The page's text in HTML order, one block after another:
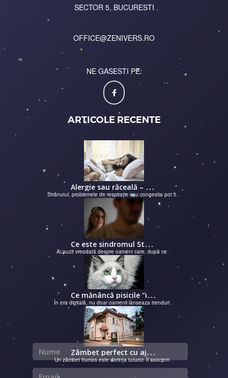
SECTOR 5, BUCURESTI
OFFICE@ZENIVERS.RO
NE GASESTI PE:
ARTICOLE RECENTE
A
lergie sau răceală – cum îţi dai seama de ce suferi și de ce conteaz...
Strănutul, problemele de respirație sau congestia pot fi
C
e este sindromul Stockholm și de ce victimele își apără agresorii.
Ai auzit vreodată despre oameni care, după ce
C
e mănâncă pisicile “influencer” pe Instagram? Hrana lor virală
În era digitală, nu doar oamenii lanseaza trenduri
Z
âmbet perfect cu ajutorul unui cabinet dentar
Un zâmbet frumos este dorința tuturor. Îl asociem...
Nume